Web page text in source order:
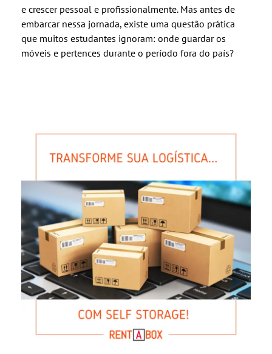
e crescer pessoal e profissionalmente. Mas antes de
embarcar nessa jornada, existe uma questão prática
que muitos estudantes ignoram: onde guardar os
móveis e pertences durante o período fora do país?